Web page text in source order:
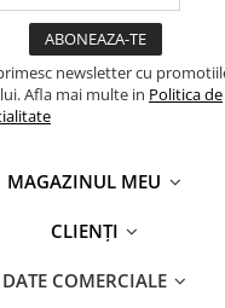
newsletter cu
Afla mai multe in Politica de
MAGAZINUL MEU
CLIENȚI
DATE COMERCIALE